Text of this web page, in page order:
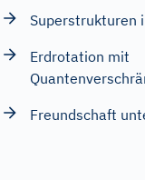
Superstrukturen
Erdrotation mit
Freundschaft